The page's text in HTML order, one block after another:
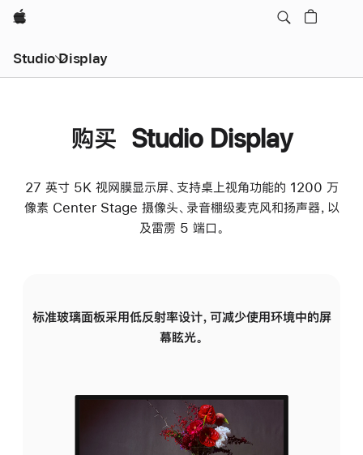
Apple
Studio Display
购买 Studio Display
27 英寸 5K 视网膜显示屏、支持桌上视角功能的 1200 万
像素 Center Stage 摄像头、录音棚级麦克风和扬声器，以
及雷雳 5 端口。
标准玻璃面板采用低反射率设计，可减少使用环境中的屏
幕眩光。